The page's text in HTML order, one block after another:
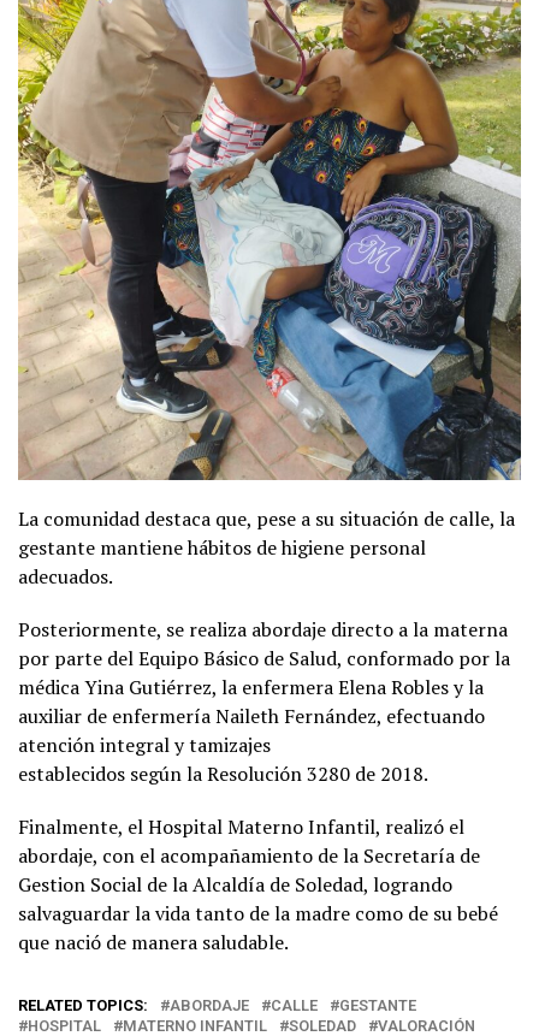
La comunidad destaca que, pese a su situación de calle, la
gestante mantiene hábitos de higiene personal
adecuados.
Posteriormente, se realiza abordaje directo a la materna
por parte del Equipo Básico de Salud, conformado por la
médica Yina Gutiérrez, la enfermera Elena Robles y la
auxiliar de enfermería Naileth Fernández, efectuando
atención integral y tamizajes
establecidos según la Resolución 3280 de 2018.
Finalmente, el Hospital Materno Infantil, realizó el
abordaje, con el acompañamiento de la Secretaría de
Gestion Social de la Alcaldía de Soledad, logrando
salvaguardar la vida tanto de la madre como de su bebé
que nació de manera saludable.
RELATED TOPICS: ABORDAJE CALLE
GESTANTE
HOSPITAL
MATERNO INFANTIL SOLEDAD VALORACIÓN